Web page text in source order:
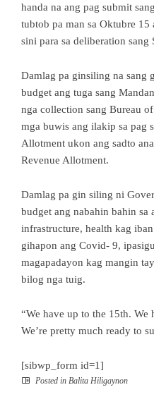
handa na ang pag submit
tubtob pa man sa Oktubre 15
sini para sa deliberation sang
Damlag pa ginsiling na sang
budget ang tuga sang
nga collection sang Bureau
mga buwis ang ilakip sa pag
Allotment ukon ang sadto
Revenue Allotment.
Damlag pa gin siling ni
budget ang nabahin bahin sa
infrastructure, health kag
gihapon ang Covid- 9,
magapadayon kag mangin
bilog nga tuig.
“We have up to the 15th.
We’re pretty much ready to
[sibwp_form id=1]
Posted in Balita Hiligaynon